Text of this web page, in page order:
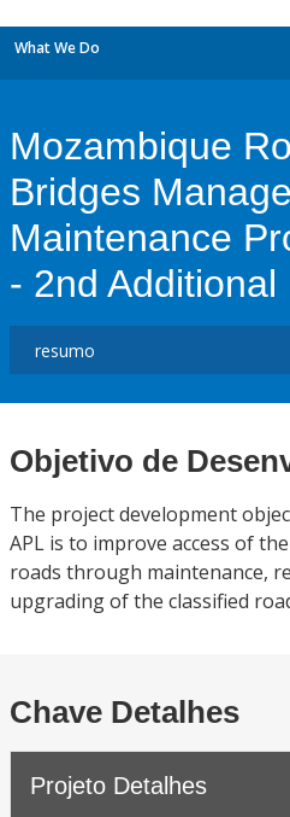
What We Do
Mozambique
Bridges
Maintenance
- 2nd Additional
Objetivo de
The project development
APL is to improve access of
roads through maintenance,
upgrading of the classified
Chave Detalhes
Projeto Detalhes